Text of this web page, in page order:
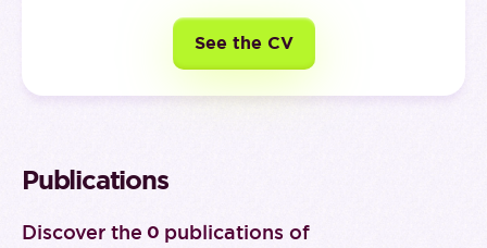
See the CV
Publications
Discover the 0 publications of